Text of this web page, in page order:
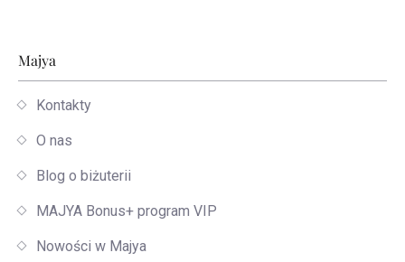
Stopka
Majya
Kontakty
O nas
Blog o biżuterii
MAJYA Bonus+ program VIP
Nowości w Majya